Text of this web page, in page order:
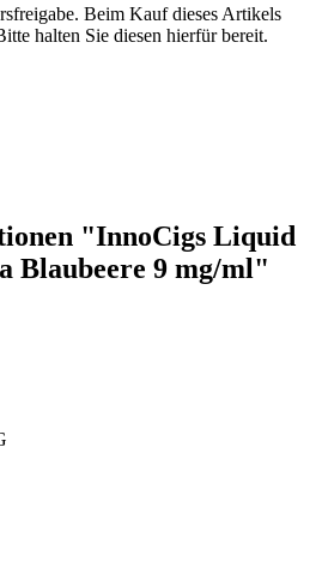
Beim Kauf dieses Artikels
halten Sie diesen hierfür bereit.
"InnoCigs Liquid
Blaubeere 9 mg/ml"